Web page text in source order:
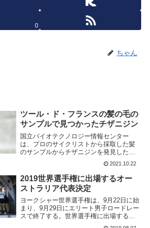
0
ちゃん
ツール・ド・フランスの髪の毛の
サンプルで見つかったチザニジン
国立バイオテクノロジー情報センター
は、プロのサイクリストから採取した髪
のサンプルからチザニジンを発見した。
ただ、どのチームでどのライダーである
かということはわかっていない。7人の髪
の毛を採取し、そのうちの3人から検出さ
れたという。この薬の使...
2021.10.22
2019世界選手権に出場するオー
ストラリア代表決定
ヨークシャー世界選手権は、9月22日に始
まり、9月29日にエリート男子ロードレー
スで終了する。世界選手権に出場するオ
ーストラリア代表選手が決定した。ツー